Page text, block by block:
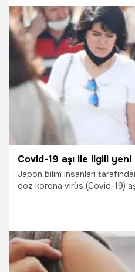
çalışma, kalp krizi vakaları için
16.04.2022 Sağlık
Japon bilim insanları
doz korona virüs (Covid-19)